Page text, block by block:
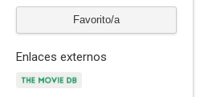
Favorito/a
Enlaces externos